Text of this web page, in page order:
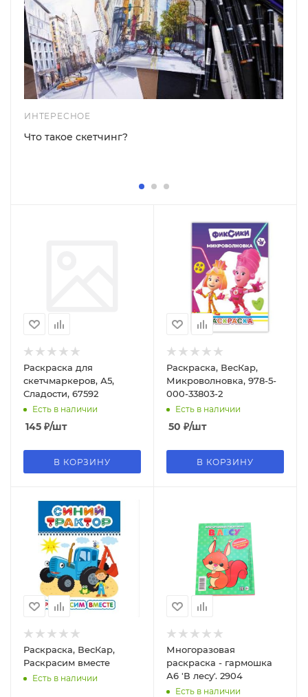
ИНТЕРЕСНОЕ
Что такое скетчинг?
Раскраска для
скетчмаркеров, А5,
Сладости, 67592
Есть в наличии
145 ₽/шт
В КОРЗИНУ
Раскраска, ВесКар,
Микроволновка, 978-5-
000-33803-2
Есть в наличии
50 ₽/шт
В КОРЗИНУ
Раскраска, ВесКар,
Раскрасим вместе
Есть в наличии
Многоразовая
раскраска - гармошка
А6 'В лесу'. 2904
Есть в наличии